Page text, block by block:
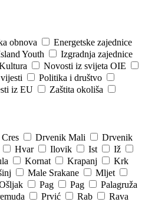
obnova
Energetske zajednice
Youth
Izgradnja zajednice
Novosti iz svijeta OIE
Politika i društvo
iz EU Zaštita okoliša
Cres Drvenik Mali
Drvenik
Hvar Ilovik Ist
Iž
Kornat Krapanj
Krk
Male Srakane
Mljet
Pag Pag
Palagruža
Prvić Rab
Rava